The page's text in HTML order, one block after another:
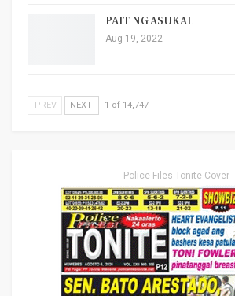
PAIT NG ASUKAL
Aug 19, 2022
PREV NEXT 1 of 14,747
- Police Files Tonite Cover -